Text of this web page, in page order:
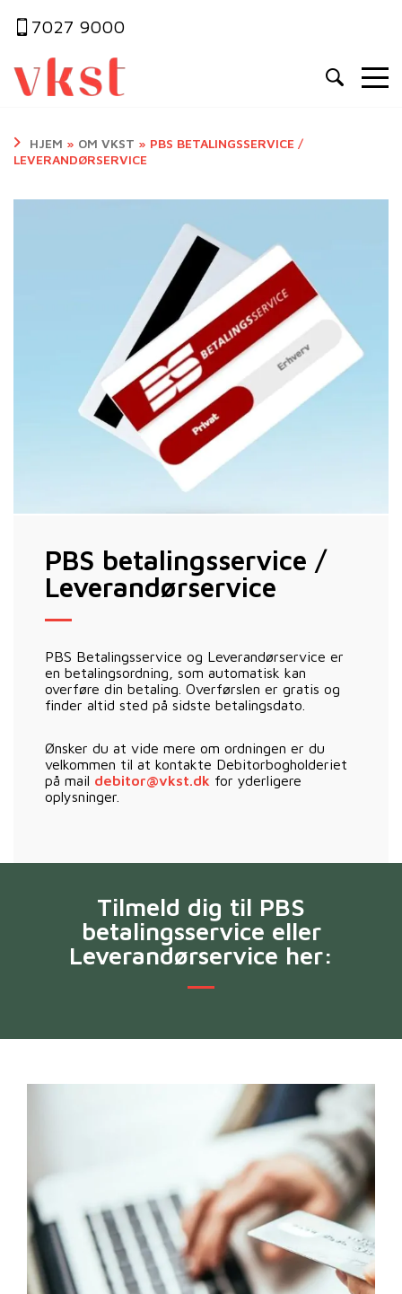
7027 9000
HJEM » OM VKST » PBS BETALINGSSERVICE /
LEVERANDØRSERVICE
PBS betalingsservice /
Leverandørservice
PBS Betalingsservice og Leverandørservice er
en betalingsordning, som automatisk kan
overføre din betaling. Overførslen er gratis og
finder altid sted på sidste betalingsdato.
Ønsker du at vide mere om ordningen er du
velkommen til at kontakte Debitorbogholderiet
på mail debitor@vkst.dk for yderligere
oplysninger.
Tilmeld dig til PBS
betalingsservice eller
Leverandørservice her: